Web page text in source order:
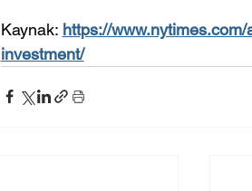
Kaynak: https://
investment/